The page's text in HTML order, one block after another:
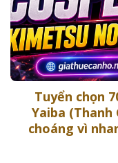
Tuyển chọn
Yaiba
choáng vì